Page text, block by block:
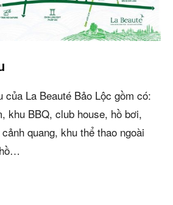
La Beauté Bảo Lộc gồm có:
khu BBQ, club house, hồ bơi,
quang, khu thể thao ngoài